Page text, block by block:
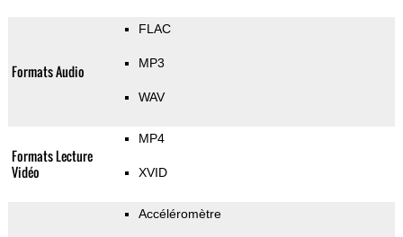
Formats Audio
FLAC
MP3
WAV
Formats Lecture
Vidéo
MP4
XVID
Accéléromètre